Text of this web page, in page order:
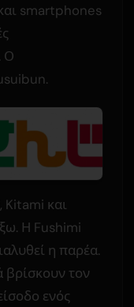
smartphones
Ο
Kitami και
Η Fushimi
η παρέα.
τον
ενός